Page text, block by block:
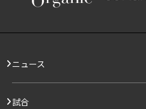
ニュース
試合